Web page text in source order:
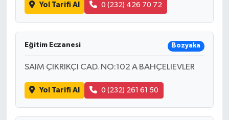
Yol Tarifi Al 0 (232) 426 70 72
Eğitim Eczanesi Bozyaka
SAIM ÇIKRIKÇI CAD. NO:102 A BAHÇELIEVLER
Yol Tarifi Al 0 (232) 261 61 50